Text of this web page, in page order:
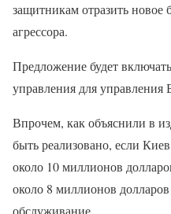
защитникам отразить новое
агрессора.
Предложение будет
управления для
Впрочем, как объяснили в
быть реализовано, если
около 10 миллионов
около 8 миллионов